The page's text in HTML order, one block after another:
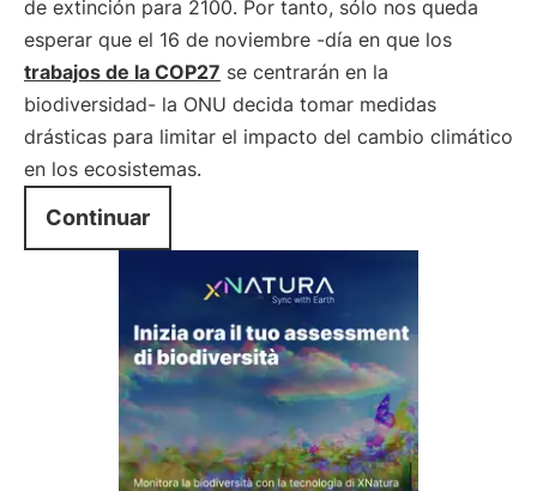
de extinción para 2100. Por tanto, sólo nos queda
esperar que el 16 de noviembre -día en que los
trabajos de la COP27 se centrarán en la
biodiversidad- la ONU decida tomar medidas
drásticas para limitar el impacto del cambio climático
en los ecosistemas.
Continuar